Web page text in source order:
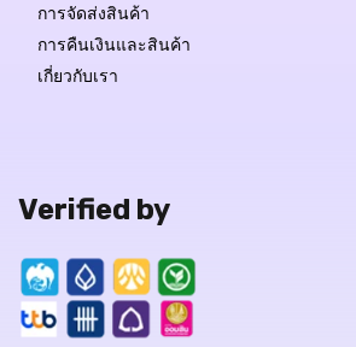
การจัดส่งสินค้า
การคืนเงินและสินค้า
เกี่ยวกับเรา
Verified by